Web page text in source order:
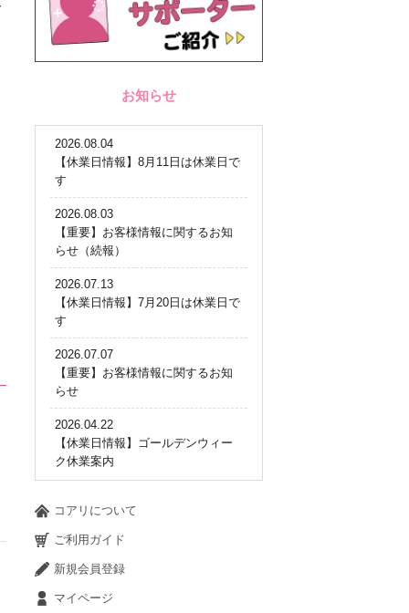
お知らせ
2026.08.04
【休業日情報】8月11日は休業日で
す
2026.08.03
【重要】お客様情報に関するお知
らせ（続報）
2026.07.13
【休業日情報】7月20日は休業日で
す
2026.07.07
【重要】お客様情報に関するお知
らせ
2026.04.22
【休業日情報】ゴールデンウィー
ク休業案内
コアリについて
ご利用ガイド
新規会員登録
マイページ